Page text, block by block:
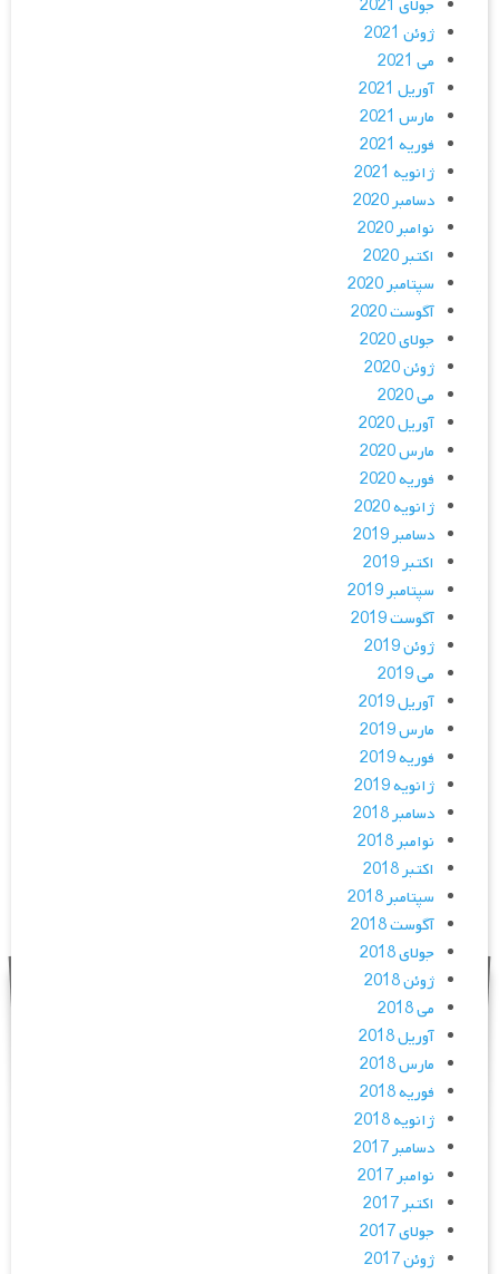
جولای 2021
ژوئن 2021
می 2021
آوریل 2021
مارس 2021
فوریه 2021
ژانویه 2021
دسامبر 2020
نوامبر 2020
اکتبر 2020
سپتامبر 2020
آگوست 2020
جولای 2020
ژوئن 2020
می 2020
آوریل 2020
مارس 2020
فوریه 2020
ژانویه 2020
دسامبر 2019
اکتبر 2019
سپتامبر 2019
آگوست 2019
ژوئن 2019
می 2019
آوریل 2019
مارس 2019
فوریه 2019
ژانویه 2019
دسامبر 2018
نوامبر 2018
اکتبر 2018
سپتامبر 2018
آگوست 2018
جولای 2018
ژوئن 2018
می 2018
آوریل 2018
مارس 2018
فوریه 2018
ژانویه 2018
دسامبر 2017
نوامبر 2017
اکتبر 2017
جولای 2017
ژوئن 2017